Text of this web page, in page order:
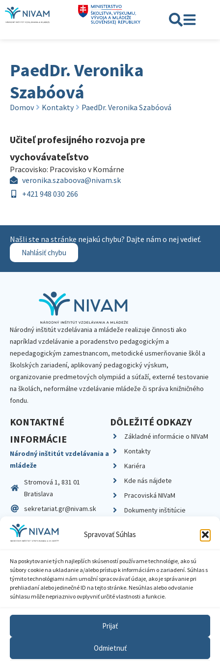
Spravovať Súhlas
Na poskytovanie tých najlepších skúseností používame technológie, ako sú
súbory cookie na ukladanie a/alebo prístup k informáciám o zariadení. Súhlas s
týmito technológiami nám umožní spracovávať údaje, ako je správanie pri
prehliadaní alebo jedinečné ID na tejto stránke. Nesúhlas alebo odvolanie
súhlasu môže nepriaznivo ovplyvniť určité vlastnosti a funkcie.
Prijať
Odmietnuť
PaedDr. Veronika
Szabóová
Domov Kontakty PaedDr. Veronika Szabóová
Učiteľ profesijného rozvoja pre
vychovávateľstvo
Pracovisko: Pracovisko v Komárne
veronika.szaboova@nivam.sk
+421 948 030 266
Našli ste na stránke nejakú chybu? Dajte nám o nej vedieť.
Nahlásiť chybu
Národný inštitút vzdelávania a mládeže realizuje činnosti ako
napríklad vzdelávanie a poradenstvo pedagogickým a
nepedagogickým zamestnancom, metodické usmerňovanie škôl a
školských zariadení, aplikovaný pedagogický výskum,
organizovanie predmetových olympiád a súťaží, externé testovanie
na školách, neformálne vzdelávanie mládeže či správa knižničného
fondu.
KONTAKTNÉ
INFORMÁCIE
Národný inštitút vzdelávania a
mládeže
Stromová 1, 831 01
Bratislava
sekretariat.gr@nivam.sk
IČO: 00164348
DIČ: 2020798714
DÔLEŽITÉ ODKAZY
Základné informácie o NIVaM
Kontakty
Kariéra
Kde nás nájdete
Pracoviská NIVaM
Dokumenty inštitúcie
Zásady ochrany súkromia
Sprístupnenie informácií